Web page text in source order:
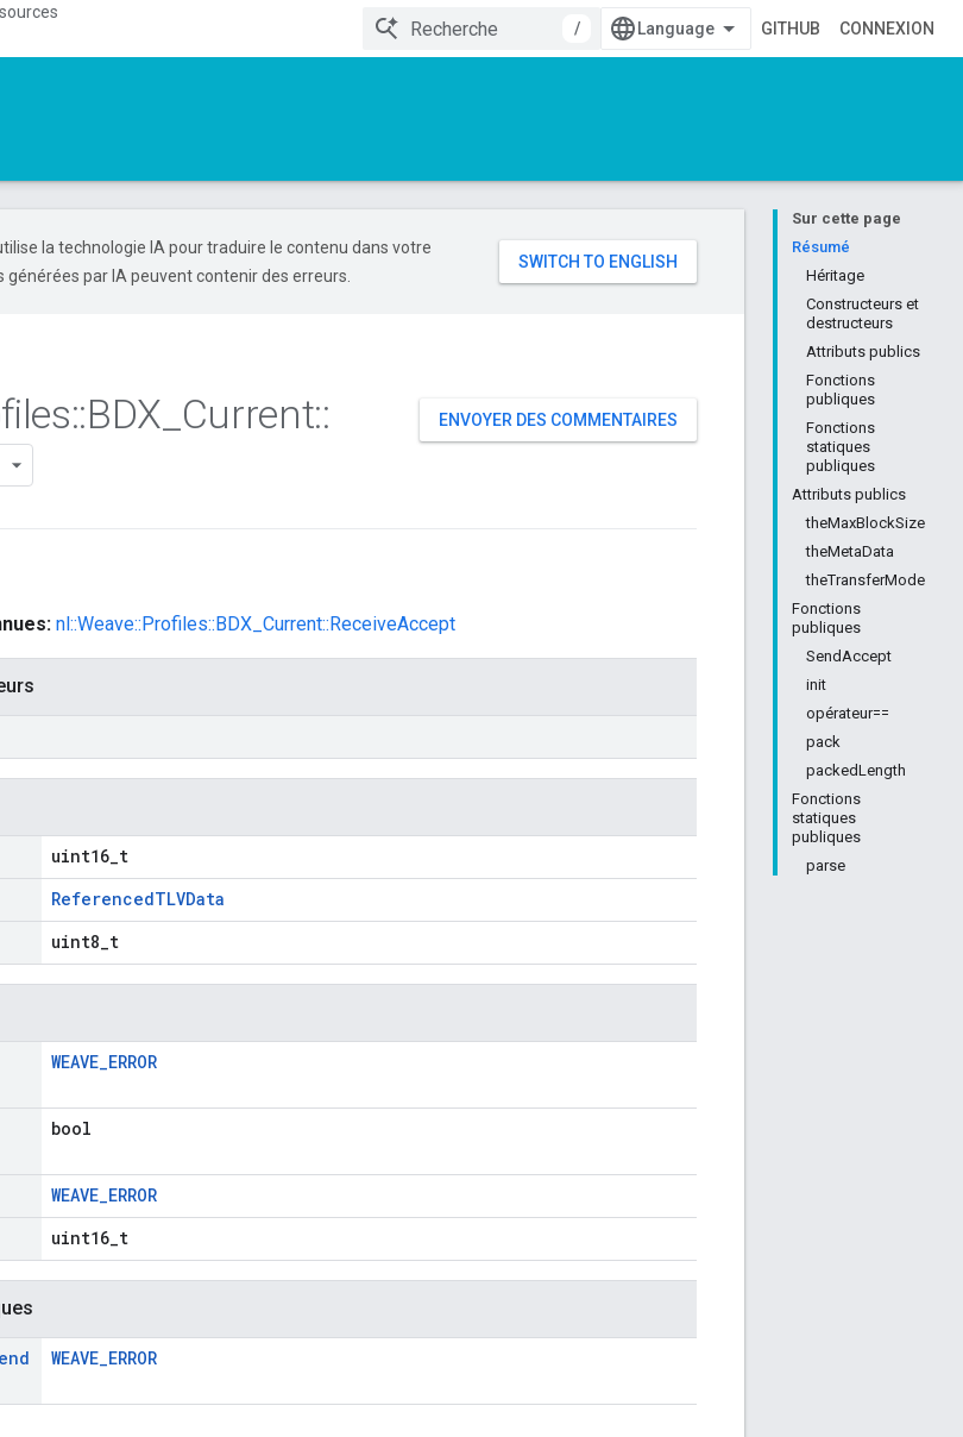
/
GITHUB CONNEXION
Sur cette page
Résumé
Héritage
Constructeurs et
destructeurs
Attributs publics
Fonctions
publiques
Fonctions
statiques
publiques
Attributs publics
theMaxBlockSize
theMetaData
theTransferMode
Fonctions
publiques
SendAccept
init
opérateur==
pack
packedLength
Fonctions
statiques
publiques
parse
la technologie IA pour traduire le contenu dans votre
par IA peuvent contenir des erreurs.
ENVOYER DES COMMENTAIRES
::BDX Current::
nl::Weave::Profiles::BDX_Current::ReceiveAccept
uint16_t
ReferencedTLVData
uint8_t
WEAVE_ERROR
bool
WEAVE_ERROR
uint16_t
WEAVE_ERROR